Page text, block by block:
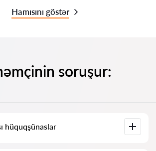
Hamısını göstər
soruşur:
hüquqşünaslar